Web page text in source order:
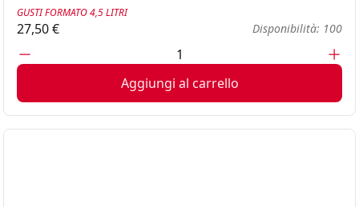
GUSTI FORMATO 4,5 LITRI
27,50 € Disponibilità: 100
Aggiungi al carrello